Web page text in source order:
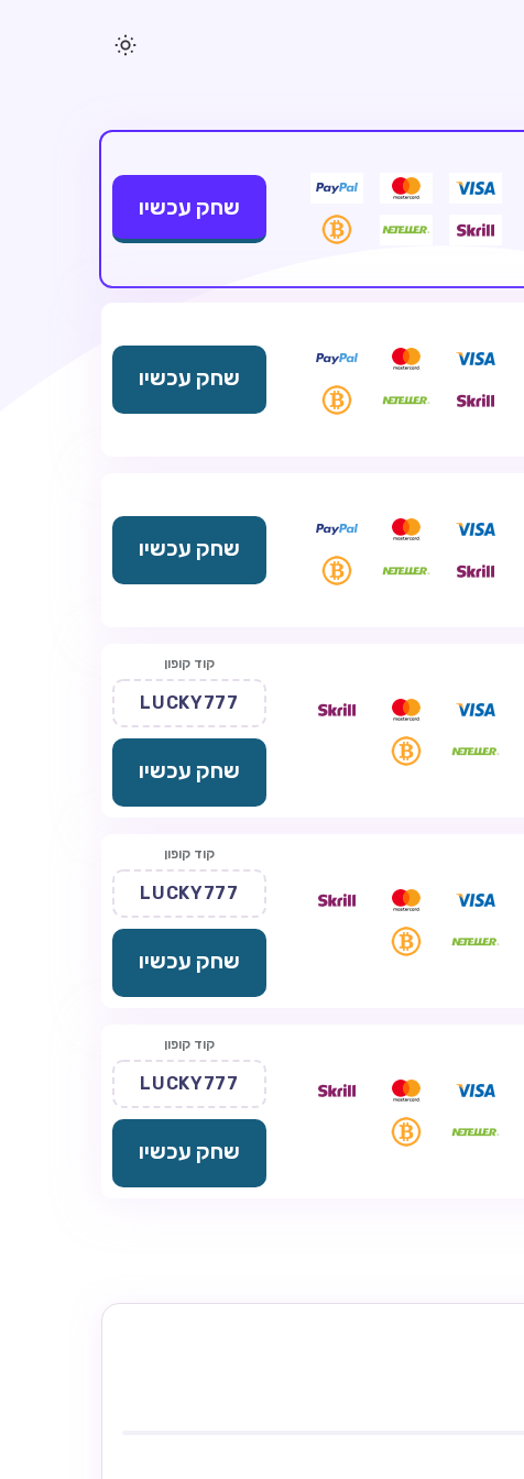
שחק עכשיו
שחק עכשיו
שחק עכשיו
קוד קופון
LUCKY777
שחק עכשיו
קוד קופון
LUCKY777
שחק עכשיו
קוד קופון
LUCKY777
שחק עכשיו